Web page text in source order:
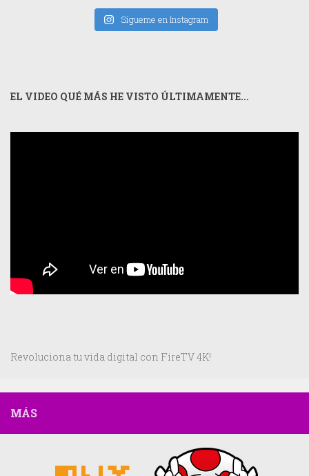
Sígueme en Instagram
EL VIDEO QUÉ MÁS HE VISTO ÚLTIMAMENTE...
Revoluciona tu vida digital con FireTV 4K!
MÁS